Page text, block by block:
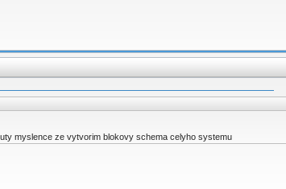
myslence ze vytvorim blokovy schema celyho systemu